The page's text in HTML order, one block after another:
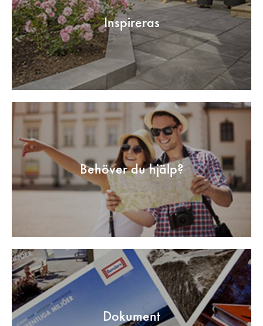
Inspireras
Behöver du hjälp?
Dokument